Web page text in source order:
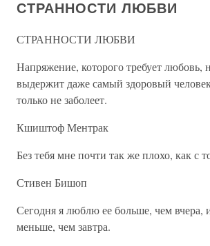
СТРАННОСТИ ЛЮБВИ
СТРАННОСТИ ЛЮБВИ
Напряжение, которого требует любовь,
выдержит даже самый здоровый
только не заболеет.
Кшиштоф Ментрак
Без тебя мне почти так же плохо, как с
Стивен Бишоп
Сегодня я люблю ее больше, чем вчера,
меньше, чем завтра.